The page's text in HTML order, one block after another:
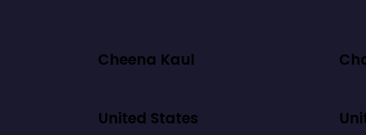
Cheena Kaul
United States